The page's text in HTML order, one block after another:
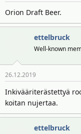
Orion Draft Beer.
ettelbruck
Well-known
26.12.2019
Inkivääriterästettyä
koitan nujertaa.
ettelbruck